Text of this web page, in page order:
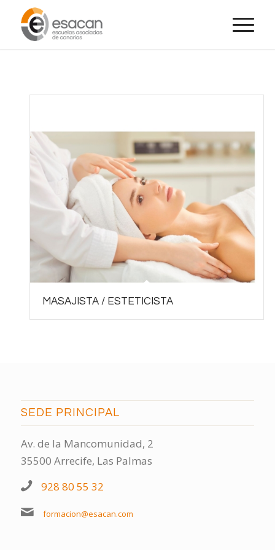
MASAJISTA / ESTETICISTA
SEDE PRINCIPAL
Av. de la Mancomunidad, 2
35500 Arrecife, Las Palmas
928 80 55 32
formacion@esacan.com